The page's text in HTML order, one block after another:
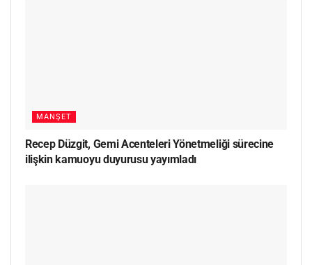
MANŞET
Recep Düzgit, Gemi Acenteleri Yönetmeliği sürecine
ilişkin kamuoyu duyurusu yayımladı